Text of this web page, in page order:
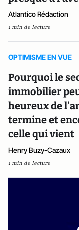
Atlantico Rédaction
1 min de lecture
OPTIMISME EN VUE
Pourquoi le
immobilier
heureux de
termine et
celle qui vient
Henry Buzy-Cazaux
1 min de lecture